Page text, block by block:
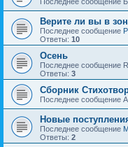
Верите ли вы в
Последнее сообщение
Ответы: 10
Осень
Последнее сообщение
Ответы: 3
Сборник
Последнее сообщение
Новые
Последнее сообщение
Ответы: 2